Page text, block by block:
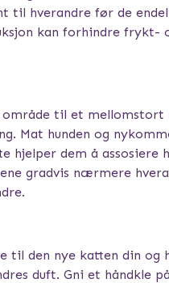
til hverandre før de
kan forhindre frykt-
område til et
Mat hunden og
hjelper dem å assosiere
gradvis nærmere
til den nye katten din og
duft. Gni et håndkle